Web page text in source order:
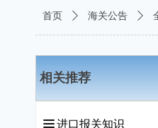
相关推荐
끀进口报关知识
首页 ꄲ 海关公告 ꄲ